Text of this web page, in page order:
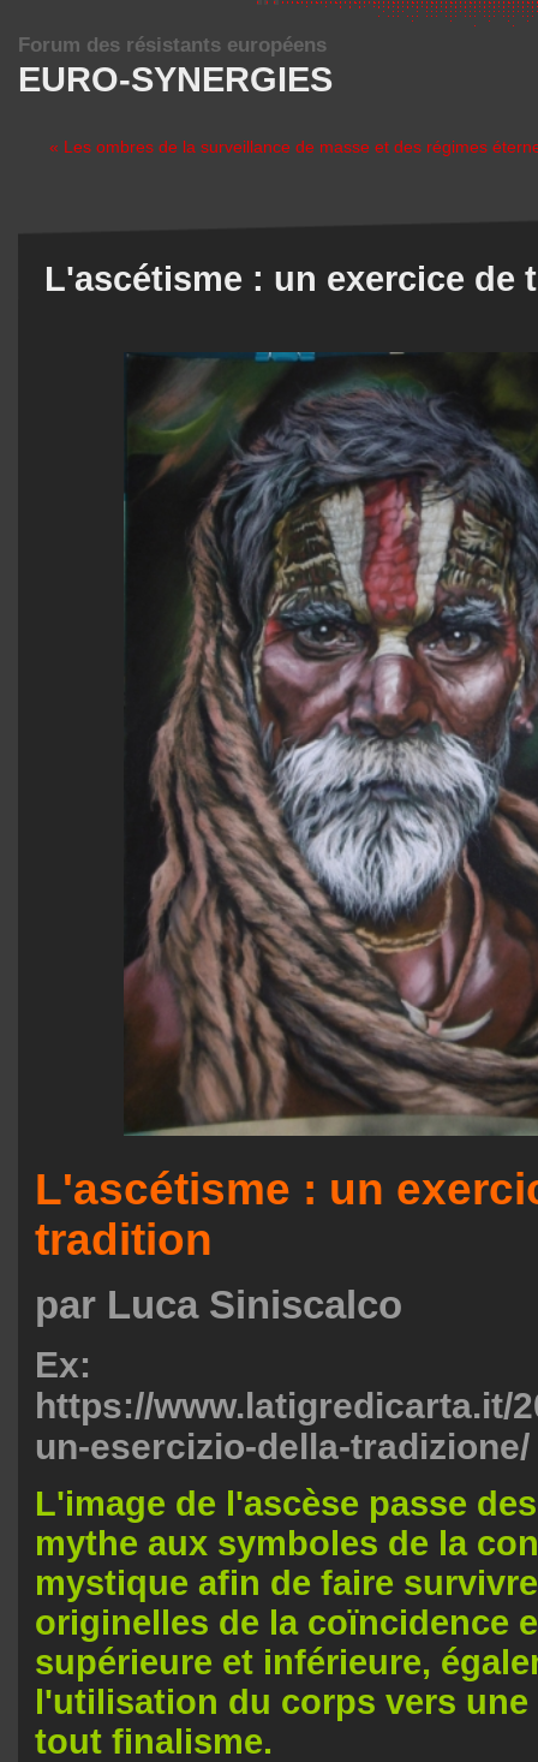
EURO-SYNERGIES
Forum des résistants européens
« Les ombres de la surveillance de masse et des régimes
L'ascétisme : un exercice de
L'ascétisme : un
tradition
par Luca Siniscalco
Ex:
https://www.latigredicarta.it/
un-esercizio-della-tradizione/
L'image de l'ascèse passe
mythe aux symboles de la
mystique afin de faire
originelles de la coïncidence
supérieure et inférieure,
l'utilisation du corps vers
tout finalisme.